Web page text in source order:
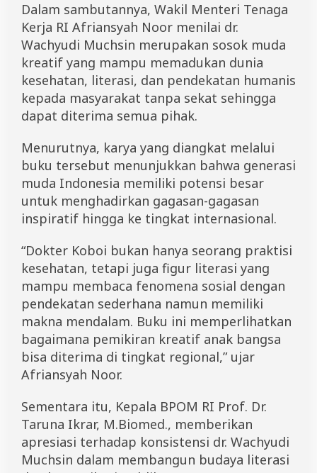
Dalam sambutannya, Wakil Menteri Tenaga
Kerja RI Afriansyah Noor menilai dr.
Wachyudi Muchsin merupakan sosok muda
kreatif yang mampu memadukan dunia
kesehatan, literasi, dan pendekatan humanis
kepada masyarakat tanpa sekat sehingga
dapat diterima semua pihak.
Menurutnya, karya yang diangkat melalui
buku tersebut menunjukkan bahwa generasi
muda Indonesia memiliki potensi besar
untuk menghadirkan gagasan-gagasan
inspiratif hingga ke tingkat internasional.
“Dokter Koboi bukan hanya seorang praktisi
kesehatan, tetapi juga figur literasi yang
mampu membaca fenomena sosial dengan
pendekatan sederhana namun memiliki
makna mendalam. Buku ini memperlihatkan
bagaimana pemikiran kreatif anak bangsa
bisa diterima di tingkat regional,” ujar
Afriansyah Noor.
Sementara itu, Kepala BPOM RI Prof. Dr.
Taruna Ikrar, M.Biomed., memberikan
apresiasi terhadap konsistensi dr. Wachyudi
Muchsin dalam membangun budaya literasi